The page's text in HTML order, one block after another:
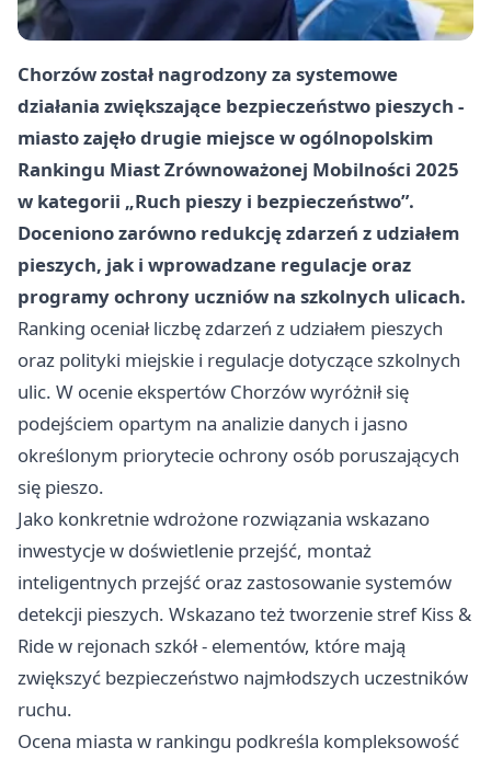
Chorzów został nagrodzony za systemowe
działania zwiększające bezpieczeństwo pieszych -
miasto zajęło drugie miejsce w ogólnopolskim
Rankingu Miast Zrównoważonej Mobilności 2025
w kategorii „Ruch pieszy i bezpieczeństwo”.
Doceniono zarówno redukcję zdarzeń z udziałem
pieszych, jak i wprowadzane regulacje oraz
programy ochrony uczniów na szkolnych ulicach.
Ranking oceniał liczbę zdarzeń z udziałem pieszych
oraz polityki miejskie i regulacje dotyczące szkolnych
ulic. W ocenie ekspertów Chorzów wyróżnił się
podejściem opartym na analizie danych i jasno
określonym priorytecie ochrony osób poruszających
się pieszo.
Jako konkretnie wdrożone rozwiązania wskazano
inwestycje w doświetlenie przejść, montaż
inteligentnych przejść oraz zastosowanie systemów
detekcji pieszych. Wskazano też tworzenie stref Kiss &
Ride w rejonach szkół - elementów, które mają
zwiększyć bezpieczeństwo najmłodszych uczestników
ruchu.
Ocena miasta w rankingu podkreśla kompleksowość